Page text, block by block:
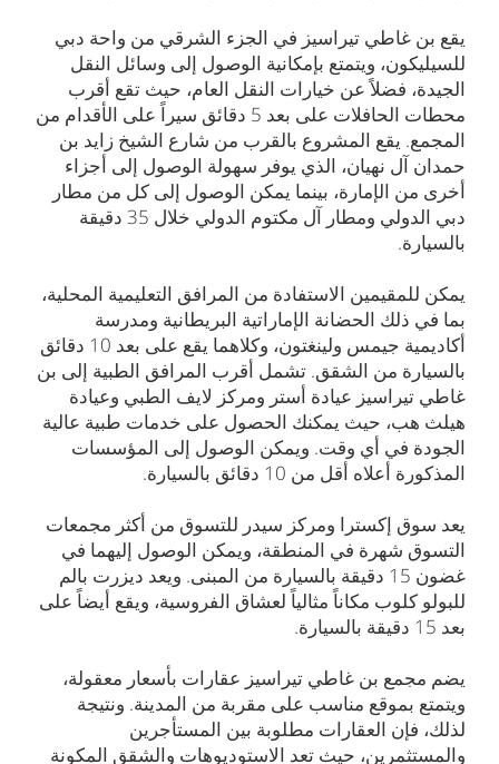
يقع بن غاطي تيراسيز في الجزء الشرقي من واحة دبي
للسيليكون، ويتمتع بإمكانية الوصول إلى وسائل النقل
الجيدة، فضلاً عن خيارات النقل العام، حيث تقع أقرب
محطات الحافلات على بعد 5 دقائق سيراً على الأقدام من
المجمع. يقع المشروع بالقرب من شارع الشيخ زايد بن
حمدان آل نهيان، الذي يوفر سهولة الوصول إلى أجزاء
أخرى من الإمارة، بينما يمكن الوصول إلى كل من مطار
دبي الدولي ومطار آل مكتوم الدولي خلال 35 دقيقة
بالسيارة.
يمكن للمقيمين الاستفادة من المرافق التعليمية المحلية،
بما في ذلك الحضانة الإماراتية البريطانية ومدرسة
أكاديمية جيمس ولينغتون، وكلاهما يقع على بعد 10 دقائق
بالسيارة من الشقق. تشمل أقرب المرافق الطبية إلى بن
غاطي تيراسيز عيادة أستر ومركز لايف الطبي وعيادة
هيلث هب، حيث يمكنك الحصول على خدمات طبية عالية
الجودة في أي وقت. ويمكن الوصول إلى المؤسسات
المذكورة أعلاه أقل من 10 دقائق بالسيارة.
يعد سوق إكسترا ومركز سيدر للتسوق من أكثر مجمعات
التسوق شهرة في المنطقة، ويمكن الوصول إليهما في
غضون 15 دقيقة بالسيارة من المبنى. ويعد ديزرت بالم
للبولو كلوب مكاناً مثالياً لعشاق الفروسية، ويقع أيضاً على
بعد 15 دقيقة بالسيارة.
يضم مجمع بن غاطي تيراسيز عقارات بأسعار معقولة،
ويتمتع بموقع مناسب على مقربة من المدينة. ونتيجة
لذلك، فإن العقارات مطلوبة بين المستأجرين
والمستثمرين، حيث تعد الاستوديوهات والشقق المكونة